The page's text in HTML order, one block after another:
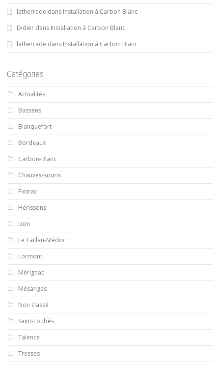
latherrade dans Installation à Carbon Blanc
Didier dans Installation à Carbon Blanc
latherrade dans Installation à Carbon Blanc
Catégories
Actualités
Bassens
Blanquefort
Bordeaux
Carbon-Blanc
Chauves-souris
Floirac
Hérissons
Izon
Le Taillan-Médoc
Lormont
Mérignac
Mésanges
Non classé
Saint-Loubès
Talence
Tresses